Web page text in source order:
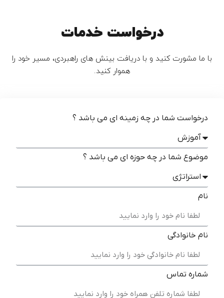
درخواست خدمات
با ما مشورت کنید و با دریافت بینش های راهبردی، مسیر خود را
هموار کنید.
درخواست شما در چه زمینه ای می باشد ؟
موضوع شما در چه حوزه ای می باشد ؟
نام
نام خانوادگی
شماره تماس